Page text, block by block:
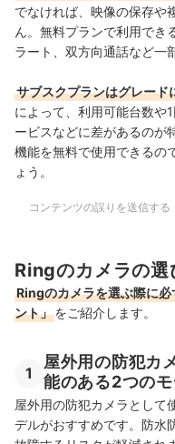
でなければ、映像の保存や
ん。 無料プランで利用でき
ラート、双方向通話など一
サブスクプランはグレード
によって、利用可能台数や
ービスなどに差があるのが
機能を無料で使用できるの
ょう。
コンテンツの誤りを送信する
Ringのカメラの選
Ringのカメラを選ぶ際に
ント」をご紹介します。
1
屋外用の防犯カ
能のある2つの
屋外用の防犯カメラとして
デルがおすすめです。防水